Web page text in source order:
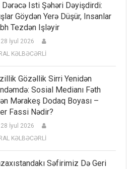
Dərəcə Isti Şəhəri Dəyişdirdi:
Göydən Yerə Düşür, Insanlar
Tezdən Işləyir
28 İyul 2026
KƏLBƏCƏRLİ
Gözəllik Sirri Yenidən
Sosial Medianı Fəth
Mərakeş Dodaq Boyası –
Fassi Nədir?
28 İyul 2026
KƏLBƏCƏRLİ
Səfirimiz Də Geri